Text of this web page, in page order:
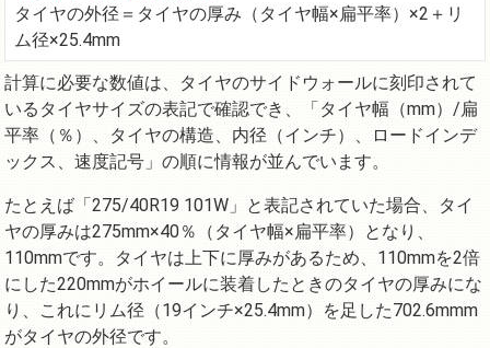
タイヤの外径＝タイヤの厚み（タイヤ幅×扁平率）×2＋リ
ム径×25.4mm
計算に必要な数値は、タイヤのサイドウォールに刻印されて
いるタイヤサイズの表記で確認でき、「タイヤ幅（mm）/扁
平率（％）、タイヤの構造、内径（インチ）、ロードインデ
ックス、速度記号」の順に情報が並んでいます。
たとえば「275/40R19 101W」と表記されていた場合、タイ
ヤの厚みは275mm×40％（タイヤ幅×扁平率）となり、
110mmです。タイヤは上下に厚みがあるため、110mmを2倍
にした220mmがホイールに装着したときのタイヤの厚みにな
り、これにリム径（19インチ×25.4mm）を足した702.6mmm
がタイヤの外径です。